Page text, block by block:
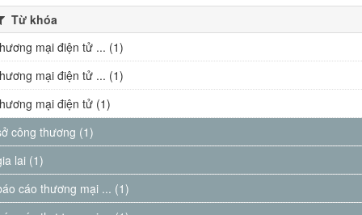
Từ khóa
mại điện tử ... (1)
mại điện tử ... (1)
mại điện tử (1)
công thương (1)
lai (1)
cáo thương mại ... (1)